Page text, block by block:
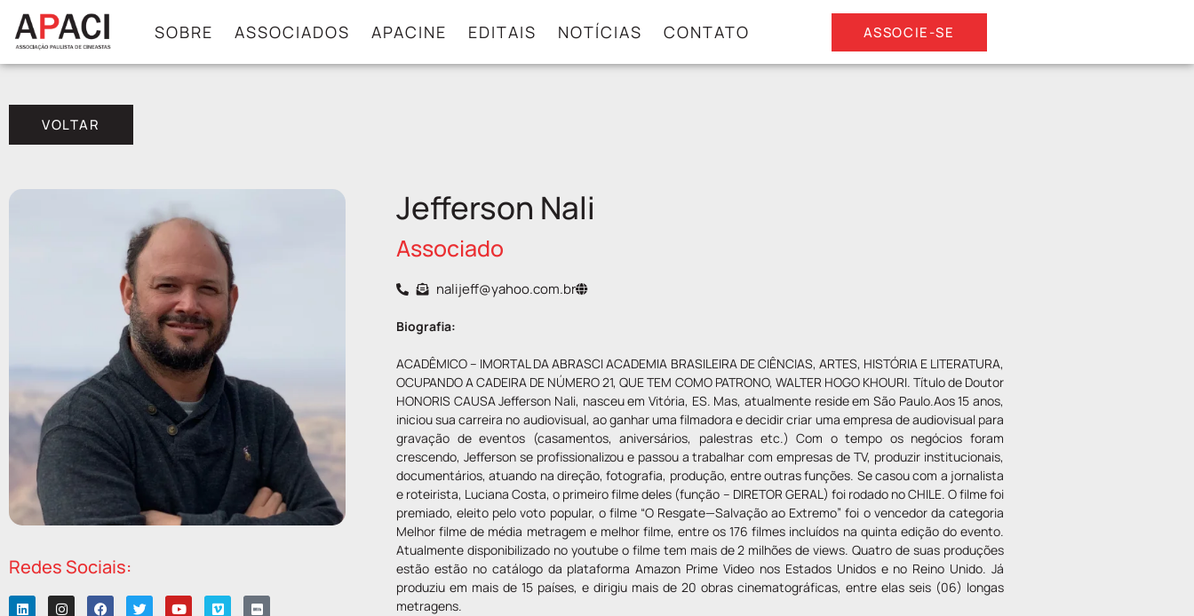
SOBRE ASSOCIADOS APACINE EDITAIS NOTÍCIAS CONTATO ASSOCIE-SE
VOLTAR
Redes Sociais:
Jefferson Nali
Associado
nalijeff@yahoo.com.br
Biografia:
ACADÊMICO – IMORTAL DA ABRASCI ACADEMIA BRASILEIRA DE CIÊNCIAS, ARTES, HISTÓRIA E LITERATURA,
OCUPANDO A CADEIRA DE NÚMERO 21, QUE TEM COMO PATRONO, WALTER HOGO KHOURI. Título de Doutor
HONORIS CAUSA Jefferson Nali, nasceu em Vitória, ES. Mas, atualmente reside em São Paulo.Aos 15 anos,
iniciou sua carreira no audiovisual, ao ganhar uma filmadora e decidir criar uma empresa de audiovisual para
gravação de eventos (casamentos, aniversários, palestras etc.) Com o tempo os negócios foram
crescendo, Jefferson se profissionalizou e passou a trabalhar com empresas de TV, produzir institucionais,
documentários, atuando na direção, fotografia, produção, entre outras funções. Se casou com a jornalista
e roteirista, Luciana Costa, o primeiro filme deles (função – DIRETOR GERAL) foi rodado no CHILE. O filme foi
premiado, eleito pelo voto popular, o filme “O Resgate—Salvação ao Extremo” foi o vencedor da categoria
Melhor filme de média metragem e melhor filme, entre os 176 filmes incluídos na quinta edição do evento.
Atualmente disponibilizado no youtube o filme tem mais de 2 milhões de views. Quatro de suas produções
estão estão no catálogo da plataforma Amazon Prime Video nos Estados Unidos e no Reino Unido. Já
produziu em mais de 15 países, e dirigiu mais de 20 obras cinematográficas, entre elas seis (06) longas
metragens.